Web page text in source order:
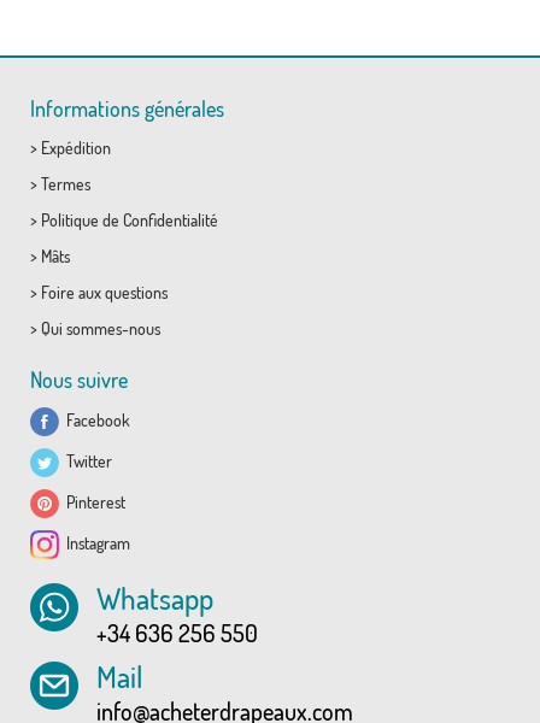
Informations générales
> Expédition
> Termes
> Politique de Confidentialité
> Mâts
> Foire aux questions
> Qui sommes-nous
Nous suivre
Facebook
Twitter
Pinterest
Instagram
Whatsapp
+34 636 256 550
Mail
info@acheterdrapeaux.com